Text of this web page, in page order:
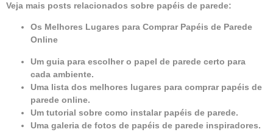
Veja mais posts relacionados sobre papéis de parede:
Os Melhores Lugares para Comprar Papéis de Parede
Online
Um guia para escolher o papel de parede certo para
cada ambiente.
Uma lista dos melhores lugares para comprar papéis de
parede online.
Um tutorial sobre como instalar papéis de parede.
Uma galeria de fotos de papéis de parede inspiradores.